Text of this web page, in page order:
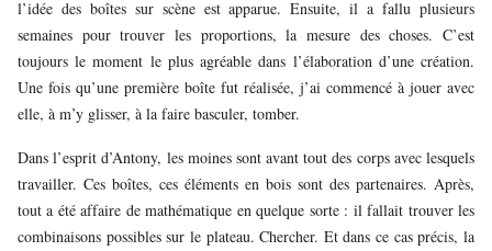
l’idée des boîtes sur scène est apparue. Ensuite, il a fallu plusieurs
semaines pour trouver les proportions, la mesure des choses. C’est
toujours le moment le plus agréable dans l’élaboration d’une création.
Une fois qu’une première boîte fut réalisée, j’ai commencé à jouer avec
elle, à m’y glisser, à la faire basculer, tomber.
Dans l’esprit d’Antony, les moines sont avant tout des corps avec lesquels
travailler. Ces boîtes, ces éléments en bois sont des partenaires. Après,
tout a été affaire de mathématique en quelque sorte : il fallait trouver les
combinaisons possibles sur le plateau. Chercher. Et dans ce cas précis, la